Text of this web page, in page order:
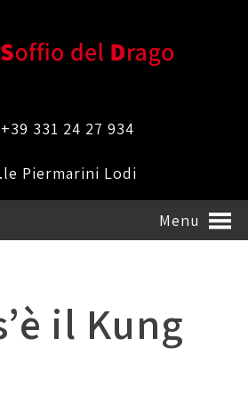
+39 331 24 27 934
Piermarini Lodi
Menu
il Kung